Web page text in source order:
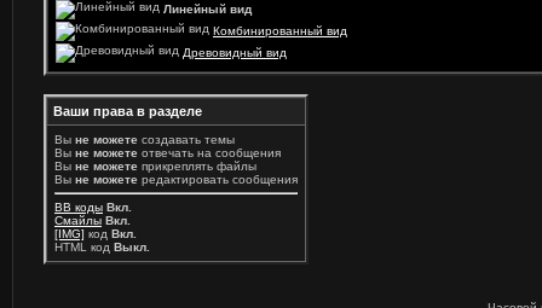
Линейный вид
Комбинированный вид
Древовидный вид
Ваши права в разделе
Вы не можете создавать темы
Вы не можете отвечать на сообщения
Вы не можете прикреплять файлы
Вы не можете редактировать сообщения
BB коды Вкл.
Смайлы Вкл.
[IMG] код Вкл.
HTML код Выкл.